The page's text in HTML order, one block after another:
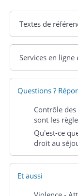
Textes de
Services en
Questions ?
Contrôle
sont les
Qu'est-ce
droit au
Et aussi